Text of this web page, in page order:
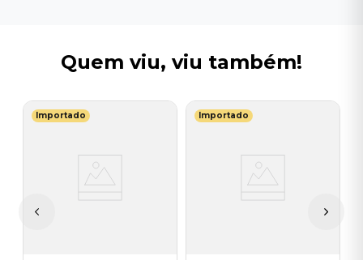
Quem viu, viu também!
Importado Importado